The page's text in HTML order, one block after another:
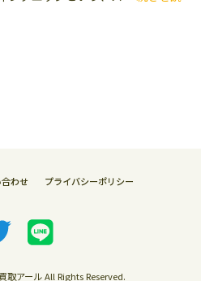
わせ プライバシーポリシー
アール All Rights Reserved.